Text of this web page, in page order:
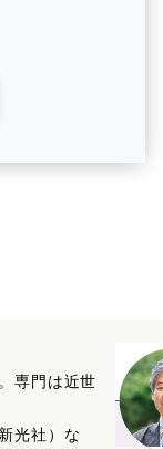
専門は近世
光社）な